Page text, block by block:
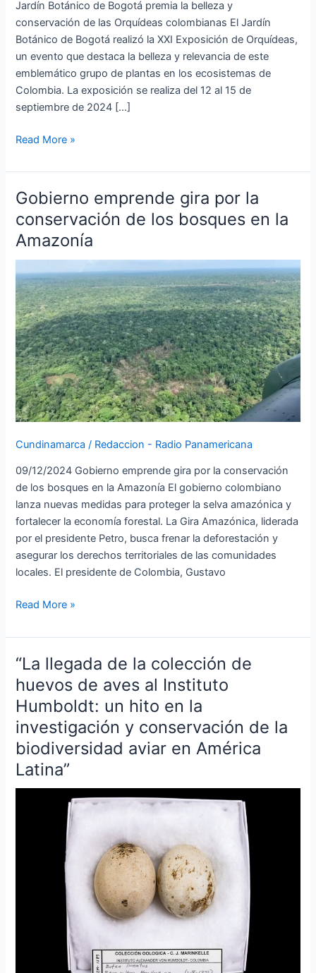
Jardín Botánico de Bogotá premia la belleza y
conservación de las Orquídeas colombianas El Jardín
Botánico de Bogotá realizó la XXI Exposición de Orquídeas,
un evento que destaca la belleza y relevancia de este
emblemático grupo de plantas en los ecosistemas de
Colombia. La exposición se realiza del 12 al 15 de
septiembre de 2024 […]
Read More »
Gobierno emprende gira por la
conservación de los bosques en la
Amazonía
Cundinamarca / Redaccion - Radio Panamericana
09/12/2024 Gobierno emprende gira por la conservación
de los bosques en la Amazonía El gobierno colombiano
lanza nuevas medidas para proteger la selva amazónica y
fortalecer la economía forestal. La Gira Amazónica, liderada
por el presidente Petro, busca frenar la deforestación y
asegurar los derechos territoriales de las comunidades
locales. El presidente de Colombia, Gustavo
Gobierno
gira
por
la
conservación
de
los
bosques
en
la
Amazonía
Read More »
“La llegada de la colección de
huevos de aves al Instituto
Humboldt: un hito en la
investigación y conservación de la
biodiversidad aviar en América
Latina”
“La
llegada
de
la
colección
de
huevos
de
investigación
conservación